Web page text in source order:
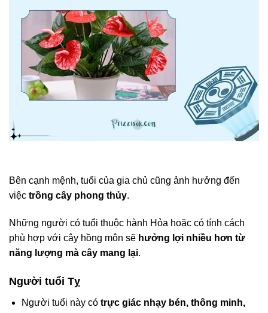
Bên cạnh mệnh, tuổi của gia chủ cũng ảnh hưởng đến
việc trồng cây phong thủy.
Những người có tuổi thuộc hành Hỏa hoặc có tính cách
phù hợp với cây hồng môn sẽ hưởng lợi nhiều hơn từ
năng lượng mà cây mang lại.
Người tuổi Tỵ
Người tuổi này có trực giác nhạy bén, thông minh,